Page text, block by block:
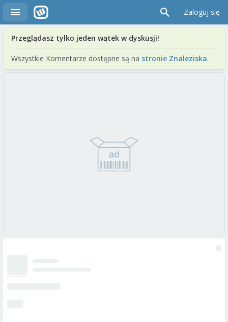
Zaloguj się
Przeglądasz tylko jeden wątek w dyskusji!
Wszystkie Komentarze dostępne są na stronie Znaleziska.